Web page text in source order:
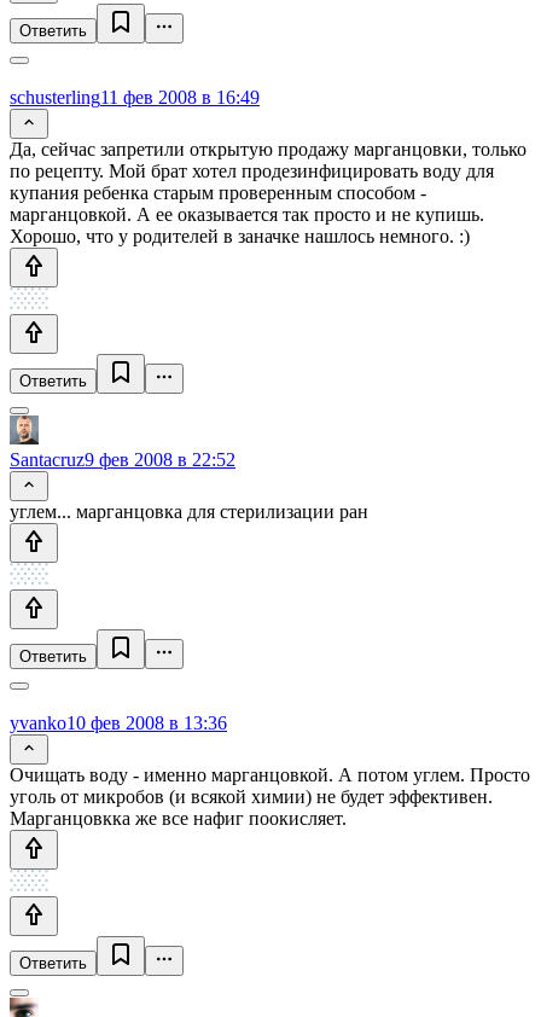
Ответить
schusterling11 фев 2008 в 16:49
Да, сейчас запретили открытую продажу марганцовки, только
по рецепту. Мой брат хотел продезинфицировать воду для
купания ребенка старым проверенным способом -
марганцовкой. А ее оказывается так просто и не купишь.
Хорошо, что у родителей в заначке нашлось немного. :)
Ответить
Santacruz9 фев 2008 в 22:52
углем... марганцовка для стерилизации ран
Ответить
yvanko10 фев 2008 в 13:36
Очищать воду - именно марганцовкой. А потом углем. Просто
уголь от микробов (и всякой химии) не будет эффективен.
Марганцовкка же все нафиг поокисляет.
Ответить